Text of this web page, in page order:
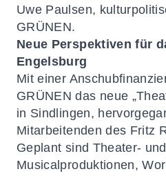
Uwe Paulsen,
GRÜNEN.
Neue Perspektiven für
Engelsburg
Mit einer
GRÜNEN das neue
in Sindlingen,
Mitarbeitenden des Fritz
Geplant sind Theater- und
Musicalproduktionen,